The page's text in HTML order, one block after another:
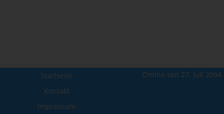
Online seit 27. Juli 2004
Startseite
Kontakt
Impressum